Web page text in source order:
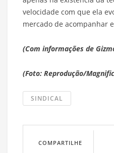
velocidade com que ela
mercado de acompanhar
(Com informações de
(Foto: Reprodução/
SINDICAL
COMPARTILHE